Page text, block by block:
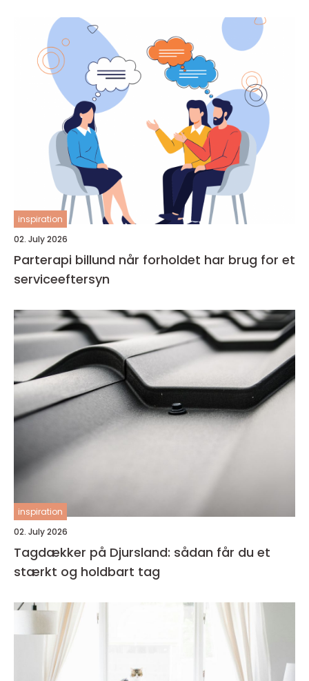
inspiration
02. July 2026
Parterapi billund når forholdet har brug for et
serviceeftersyn
inspiration
02. July 2026
Tagdækker på Djursland: sådan får du et
stærkt og holdbart tag